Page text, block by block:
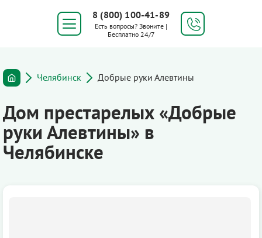
8 (800) 100-41-89
Есть вопросы? Звоните |
Бесплатно 24/7
Челябинск Добрые руки Алевтины
Дом престарелых «Добрые
руки Алевтины» в
Челябинске